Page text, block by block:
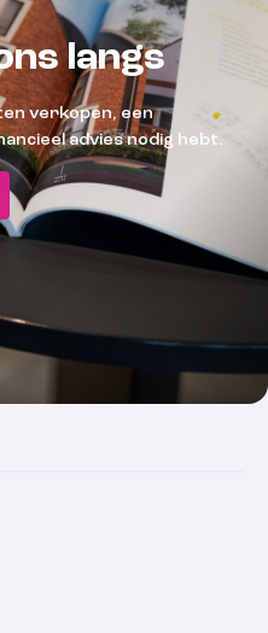
langs
verkopen, een
advies nodig hebt.